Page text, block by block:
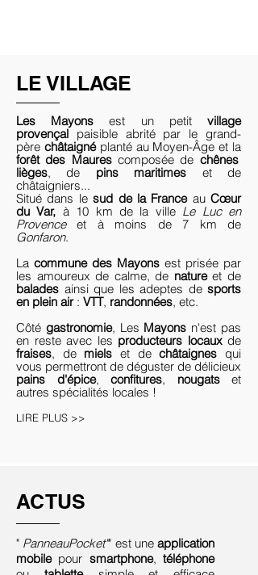
LE VILLAGE
Les Mayons est un petitvillage
provençal paisible abrité par le grand-
père châtaignéplanté au Moyen-Âge et la
forêt des Maurescomposée de chênes
lièges, de pins maritimes et de
châtaigniers...
Situé dans lesud de la Franceau Cœur
du Var, à 10 km de la ville Le Luc en
Provenceet à moins de 7 km de
Gonfaron.
La commune des Mayons est prisée par
les amoureux de calme, de natureet de
balades ainsi que les adeptes de sports
en plein air: VTT, randonnées, etc.
Côté gastronomie, Les Mayons n'est pas
en reste avec les producteurs locauxde
fraises, de miels et dechâtaignes qui
vous permettront de déguster de délicieux
pains d'épice, confitures, nougatset
autres spécialités locales !
LIRE PLUS >>
ACTUS
" PanneauPocket"" est une application
mobile pour smartphone,téléphone